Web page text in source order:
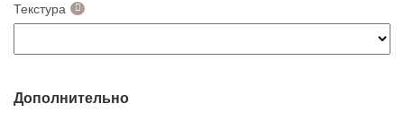
Текстура
Дополнительно